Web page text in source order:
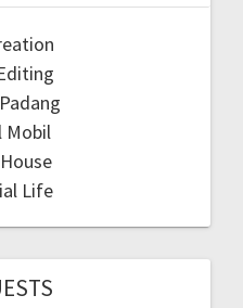
Mobil
Life